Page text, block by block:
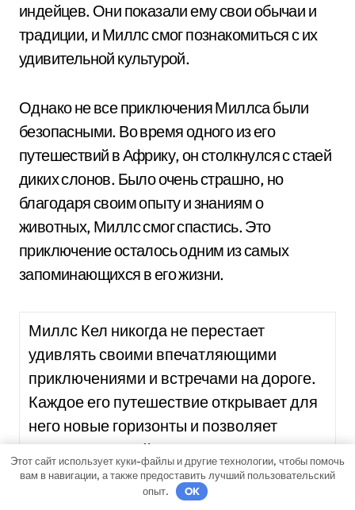
индейцев. Они показали ему свои обычаи и
традиции, и Миллс смог познакомиться с их
удивительной культурой.
Однако не все приключения Миллса были
безопасными. Во время одного из его
путешествий в Африку, он столкнулся с стаей
диких слонов. Было очень страшно, но
благодаря своим опыту и знаниям о
животных, Миллс смог спастись. Это
приключение осталось одним из самых
запоминающихся в его жизни.
Миллс Кел никогда не перестает
удивлять своими впечатляющими
приключениями и встречами на дороге.
Каждое его путешествие открывает для
него новые горизонты и позволяет
встретить людей с разными культурами
и традициями. В дороге Миллс часто
сталкивается с опасностями, но его
Этот сайт использует куки-файлы и другие технологии, чтобы помочь
вам в навигации, а также предоставить лучший пользовательский
опыт.
OK